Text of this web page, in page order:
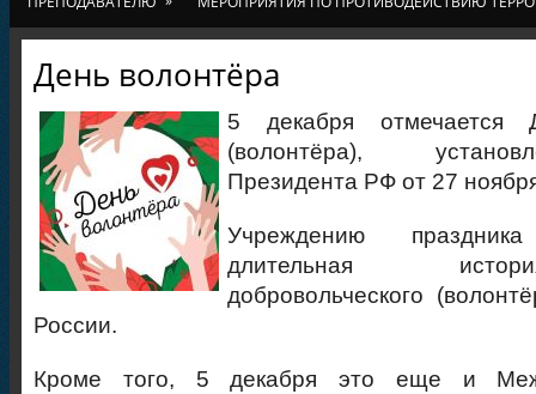
День волонтёра
5 декабря отмечается
(волонтёра),
Президента РФ от 27
Учреждению
длительная
добровольческого
России.
Кроме того, 5 декабря это еще и